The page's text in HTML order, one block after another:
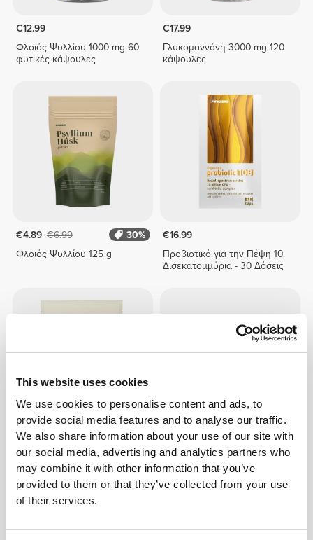
This website uses cookies
We use cookies to personalise content and ads, to
provide social media features and to analyse our traffic.
We also share information about your use of our site with
our social media, advertising and analytics partners who
may combine it with other information that you’ve
provided to them or that they’ve collected from your use
of their services.
€12.99
Φλοιός Ψυλλίου 1000 mg 60
φυτικές κάψουλες
€17.99
Γλυκομαννάνη 3000 mg 120
κάψουλες
€4.89 €6.99
30%
Φλοιός Ψυλλίου 125 g
€16.99
Προβιοτικό για την Πέψη 10
Δισεκατομμύρια - 30 Δόσεις
€9.99
Μείγμα Ινών 450g
€13.99
Glucomannan - Konjac
Mannan 150 g